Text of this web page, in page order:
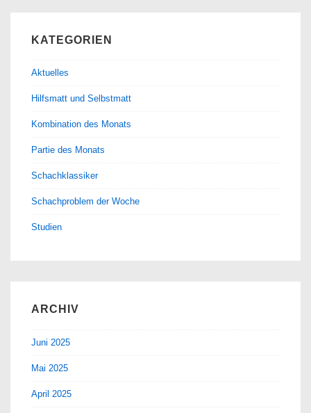
KATEGORIEN
Aktuelles
Hilfsmatt und Selbstmatt
Kombination des Monats
Partie des Monats
Schachklassiker
Schachproblem der Woche
Studien
ARCHIV
Juni 2025
Mai 2025
April 2025